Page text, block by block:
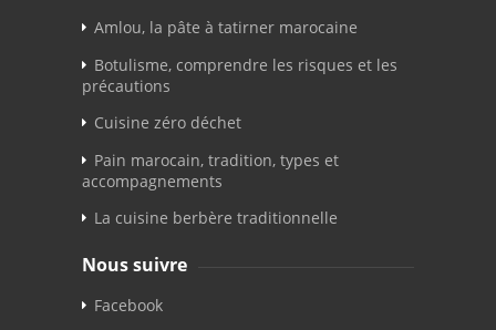
Amlou, la pâte à tatirner marocaine
Botulisme, comprendre les risques et les
précautions
Cuisine zéro déchet
Pain marocain, tradition, types et
accompagnements
La cuisine berbère traditionnelle
Nous suivre
Facebook